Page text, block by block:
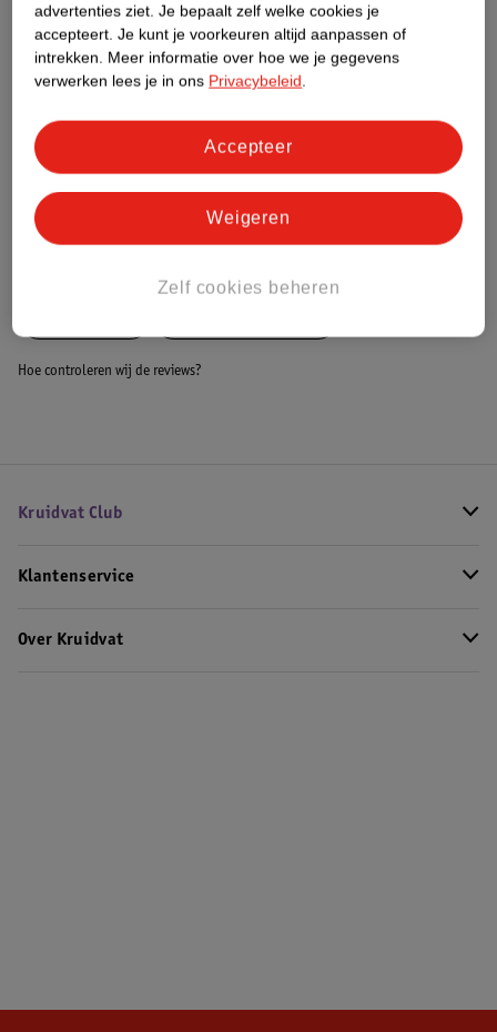
Nature Impact Score
Dit product heeft (nog) geen Nature
Impact Score.
Meer informatie
Hoe controleren wij de reviews?
Kruidvat Club
Klantenservice
Over Kruidvat
advertenties ziet. Je bepaalt zelf welke cookies je
accepteert. Je kunt je voorkeuren altijd aanpassen of
intrekken. Meer informatie over hoe we je gegevens
verwerken lees je in ons Privacybeleid.
Zelf cookies beheren
Weigeren
Accepteer